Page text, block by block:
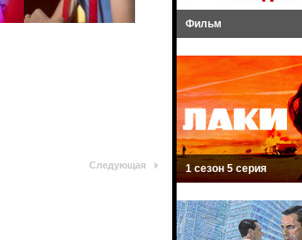
Следующая
Фильм
1 сезон 5 серия